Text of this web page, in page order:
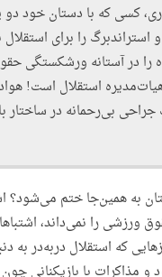
کسی که با دستان خود دو
استراندبرگ را برای استقلال
در آستانه ورشکستگی
استقلال است!
جراحی بی‌رحمانه در ساختار
به همین‌جا ختم می‌شود؟
ورزشی را نمی‌داند،
که استقلال دربه‌در به
و مذاکرات با بازیکنانی